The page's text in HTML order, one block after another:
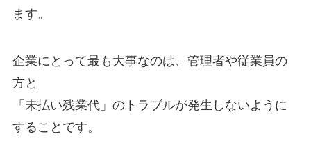
ます。
企業にとって最も大事なのは、管理者や従業員の
方と
「未払い残業代」のトラブルが発生しないように
することです。